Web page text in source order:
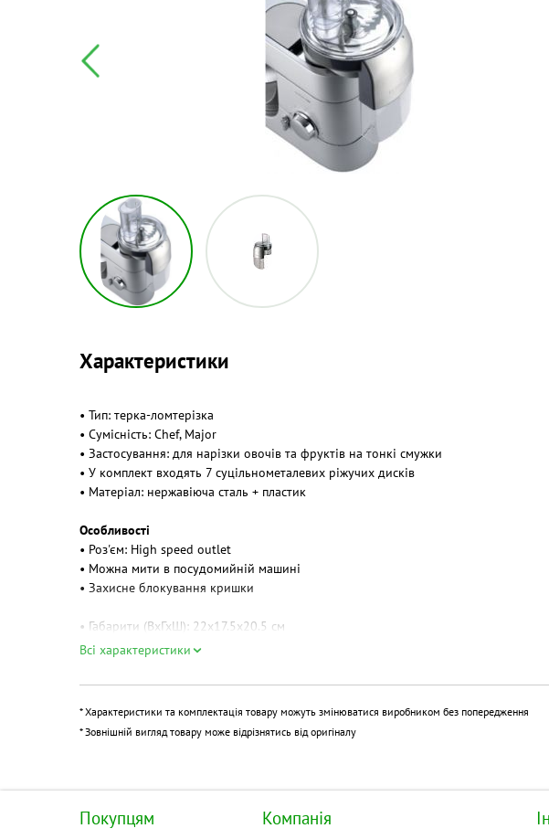
Характеристики
• Тип: терка-ломтерізка
• Сумісність: Chef, Major
• Застосування: для нарізки овочів та фруктів на тонкі смужки
• У комплект входять 7 суцільнометалевих ріжучих дисків
• Матеріал: нержавіюча сталь + пластик
Особливості
• Роз'єм: High speed outlet
• Можна мити в посудомийній машині
• Захисне блокування кришки
• Габарити (ВхГхШ): 22x17.5x20.5 см
• Вага: 1.1 кг
Всі характеристики
* Характеристики та комплектація товару можуть змінюватися виробником без попередження
* Зовнішній вигляд товару може відрізнятись від оригіналу
Покупцям Компанія